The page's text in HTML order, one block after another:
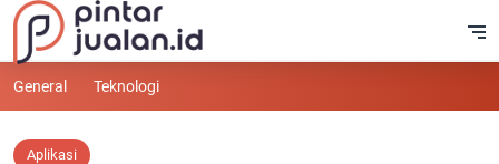
General Teknologi
Aplikasi